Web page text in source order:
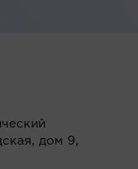
дом 9,